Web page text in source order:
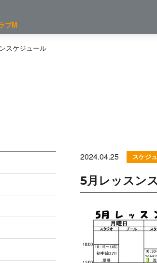
ブM
スケジュール
2024.04.25 スケジ
5月レッスン